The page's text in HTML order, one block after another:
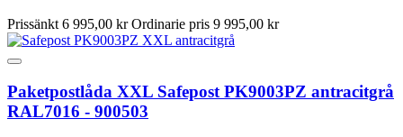
Prissänkt 6 995,00 kr Ordinarie pris 9 995,00 kr
Paketpostlåda XXL Safepost PK9003PZ antracitgrå
RAL7016 - 900503